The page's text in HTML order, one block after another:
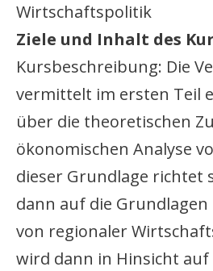
Wirtschaftspolitik
Ziele und Inhalt des
Kursbeschreibung: Die
vermittelt im ersten Teil
über die theoretischen
ökonomischen Analyse
dieser Grundlage richtet
dann auf die
von regionaler
wird dann in Hinsicht auf